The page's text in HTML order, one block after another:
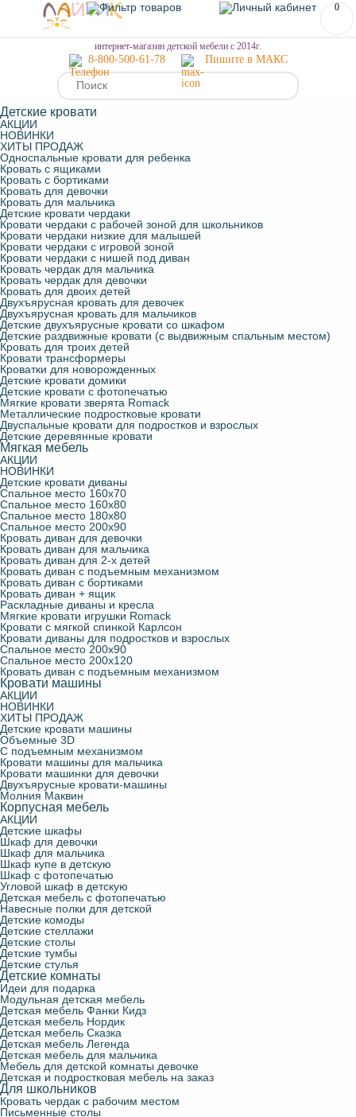
МЕНЮ
0
интернет-магазин детской мебели с 2014г.
8-800-500-61-78 Пишите в МАКС
Детские кровати
АКЦИИ
НОВИНКИ
ХИТЫ ПРОДАЖ
Односпальные кровати для ребенка
Кровать с ящиками
Кровать с бортиками
Кровать для девочки
Кровать для мальчика
Детские кровати чердаки
Кровати чердаки с рабочей зоной для школьников
Кровати чердаки низкие для малышей
Кровати чердаки с игровой зоной
Кровати чердаки с нишей под диван
Кровать чердак для мальчика
Кровать чердак для девочки
Кровать для двоих детей
Двухъярусная кровать для девочек
Двухъярусная кровать для мальчиков
Детские двухъярусные кровати со шкафом
Детские раздвижные кровати (с выдвижным спальным местом)
Кровать для троих детей
Кровати трансформеры
Кроватки для новорожденных
Детские кровати домики
Детские кровати с фотопечатью
Мягкие кровати зверята Romack
Металлические подростковые кровати
Двуспальные кровати для подростков и взрослых
Детские деревянные кровати
Мягкая мебель
АКЦИИ
НОВИНКИ
Детские кровати диваны
Спальное место 160х70
Спальное место 160х80
Спальное место 180х80
Спальное место 200х90
Кровать диван для девочки
Кровать диван для мальчика
Кровать диван для 2-х детей
Кровать диван с подъемным механизмом
Кровать диван с бортиками
Кровать диван + ящик
Раскладные диваны и кресла
Мягкие кровати игрушки Romack
Кровати с мягкой спинкой Карлсон
Кровати диваны для подростков и взрослых
Спальное место 200х90
Спальное место 200х120
Кровать диван с подъемным механизмом
Кровати машины
АКЦИИ
НОВИНКИ
ХИТЫ ПРОДАЖ
Детские кровати машины
Объемные 3D
С подъемным механизмом
Кровати машины для мальчика
Кровати машинки для девочки
Двухъярусные кровати-машины
Молния Маквин
Корпусная мебель
АКЦИИ
Детские шкафы
Шкаф для девочки
Шкаф для мальчика
Шкаф купе в детскую
Шкаф с фотопечатью
Угловой шкаф в детскую
Детская мебель с фотопечатью
Навесные полки для детской
Детские комоды
Детские стеллажи
Детские столы
Детские тумбы
Детские стулья
Детские комнаты
Идеи для подарка
Модульная детская мебель
Детская мебель Фанки Кидз
Детская мебель Нордик
Детская мебель Сказка
Детская мебель Легенда
Детская мебель для мальчика
Мебель для детской комнаты девочке
Детская и подростковая мебель на заказ
Для школьников
Кровать чердак с рабочим местом
Письменные столы